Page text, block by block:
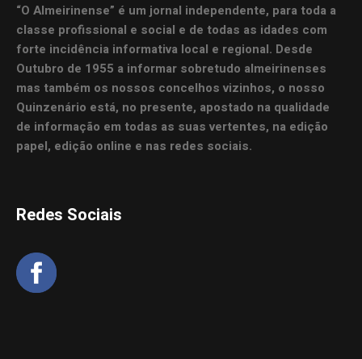
“O Almeirinense” é um jornal independente, para toda a
classe profissional e social e de todas as idades com
forte incidência informativa local e regional. Desde
Outubro de 1955 a informar sobretudo almeirinenses
mas também os nossos concelhos vizinhos, o nosso
Quinzenário está, no presente, apostado na qualidade
de informação em todas as suas vertentes, na edição
papel, edição online e nas redes sociais.
Redes Sociais